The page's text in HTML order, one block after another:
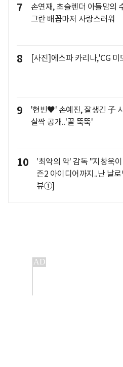
7
손연재, 초슬렌더 아들맘의
그란 배꼽마저 사랑스러워
8 [사진]에스파 카리나,'CG 미
9
'현빈♥' 손예진, 잘생긴 子
살짝 공개..'꿀 뚝뚝'
10
'최악의 악' 감독 "지창욱
즌2 아이디어까지..난 날
뷰①]